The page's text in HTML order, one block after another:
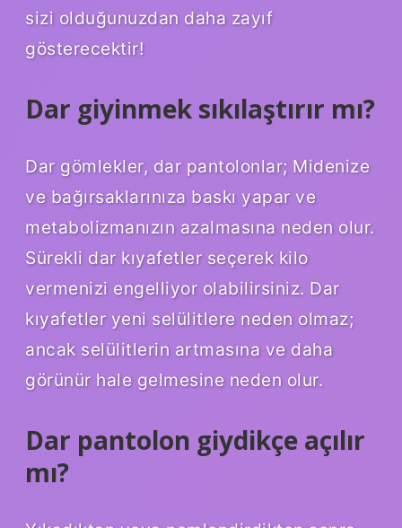
sizi olduğunuzdan daha zayıf
gösterecektir!
Dar giyinmek sıkılaştırır mı?
Dar gömlekler, dar pantolonlar; Midenize
ve bağırsaklarınıza baskı yapar ve
metabolizmanızın azalmasına neden olur.
Sürekli dar kıyafetler seçerek kilo
vermenizi engelliyor olabilirsiniz. Dar
kıyafetler yeni selülitlere neden olmaz;
ancak selülitlerin artmasına ve daha
görünür hale gelmesine neden olur.
Dar pantolon giydikçe açılır
mı?